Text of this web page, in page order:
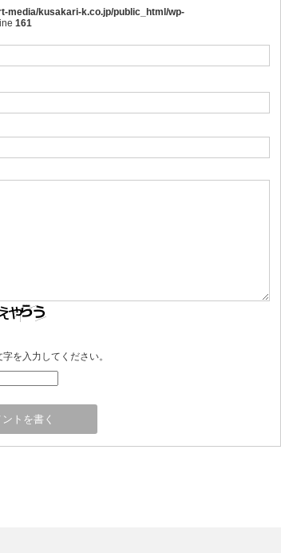
media/kusakari-k.co.jp/public_html/wp-
161
を入力してください。